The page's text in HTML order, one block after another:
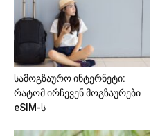
სამოგზაურო ინტერნეტი:
რატომ ირჩევენ მოგზაურები
eSIM-ს